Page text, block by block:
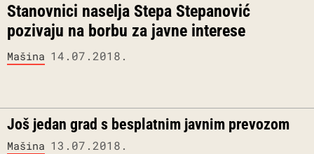
Stanovnici naselja Stepa Stepanović
pozivaju na borbu za javne interese
Mašina 14.07.2018.
Još jedan grad s besplatnim javnim prevozom
Mašina 13.07.2018.